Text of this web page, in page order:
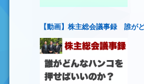
【動画】株主総会議事録 誰が